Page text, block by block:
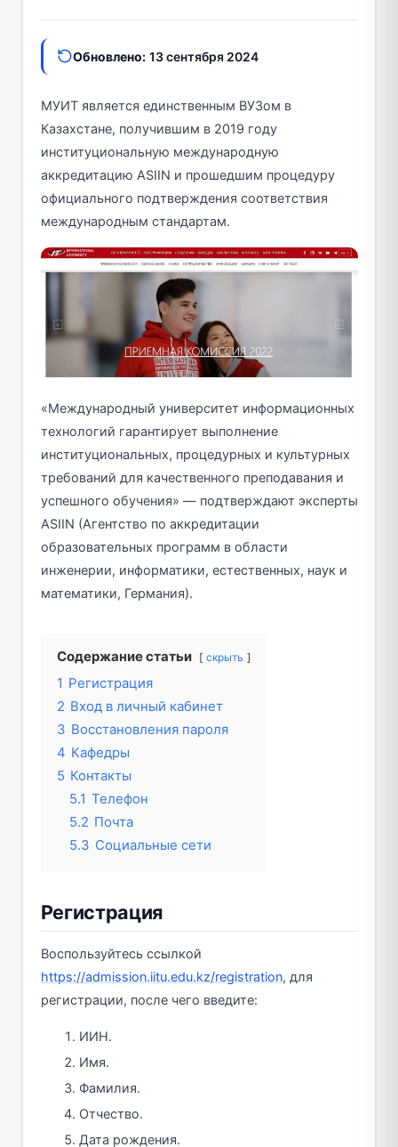
Обновлено: 13 сентября 2024
МУИТ является единственным ВУЗом в
Казахстане, получившим в 2019 году
институциональную международную
аккредитацию ASIIN и прошедшим процедуру
официального подтверждения соответствия
международным стандартам.
«Международный университет информационных
технологий гарантирует выполнение
институциональных, процедурных и культурных
требований для качественного преподавания и
успешного обучения» — подтверждают эксперты
ASIIN (Агентство по аккредитации
образовательных программ в области
инженерии, информатики, естественных, наук и
математики, Германия).
Содержание статьи скрыть
1 Регистрация
2 Вход в личный кабинет
3 Восстановления пароля
4 Кафедры
5 Контакты
5.1 Телефон
5.2 Почта
5.3 Социальные сети
Регистрация
Воспользуйтесь ссылкой
https://admission.iitu.edu.kz/registration, для
регистрации, после чего введите:
ИИН.
Имя.
Фамилия.
Отчество.
Дата рождения.